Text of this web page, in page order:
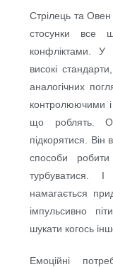
Стрілець та
стосунки все
конфліктами. У
високі
аналогічних
контролюючими
що роблять.
підкорятися. Він
способи
намагається
імпульсивно
шукати когось
Емоційні